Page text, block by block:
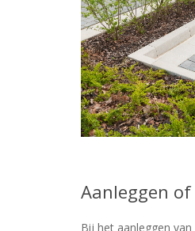
Aanleggen
Bij het aanleggen